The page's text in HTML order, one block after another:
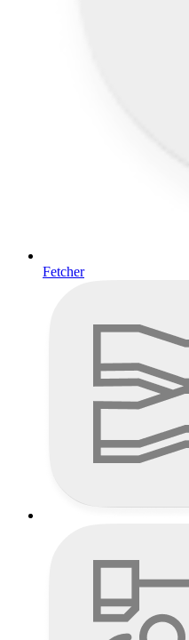
Fetcher